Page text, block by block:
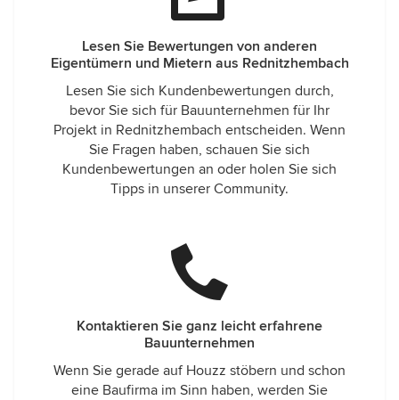
Lesen Sie Bewertungen von anderen
Eigentümern und Mietern aus Rednitzhembach
Lesen Sie sich Kundenbewertungen durch,
bevor Sie sich für Bauunternehmen für Ihr
Projekt in Rednitzhembach entscheiden. Wenn
Sie Fragen haben, schauen Sie sich
Kundenbewertungen an oder holen Sie sich
Tipps in unserer Community.
Kontaktieren Sie ganz leicht erfahrene
Bauunternehmen
Wenn Sie gerade auf Houzz stöbern und schon
eine Baufirma im Sinn haben, werden Sie